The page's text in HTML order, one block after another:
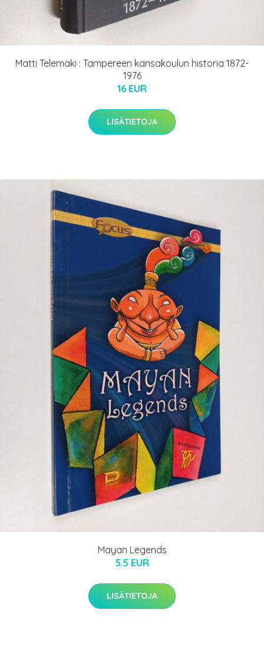
Matti Telemäki : Tampereen kansakoulun historia 1872-
1976
16 EUR
LISÄTIETOJA
Mayan Legends
5.5 EUR
LISÄTIETOJA